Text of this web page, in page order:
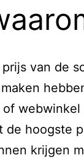
van de
de hoogste
krijgen